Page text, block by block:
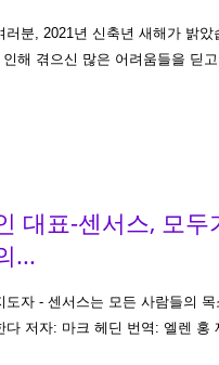
러분, 2021년 신축년 새해가 밝았
해 겪으신 많은 어려움들을 딛
대표-센서스, 모두
...
도자 - 센서스는 모든 사람들의
다 저자: 마크 헤딘 번역: 엘렌 홍